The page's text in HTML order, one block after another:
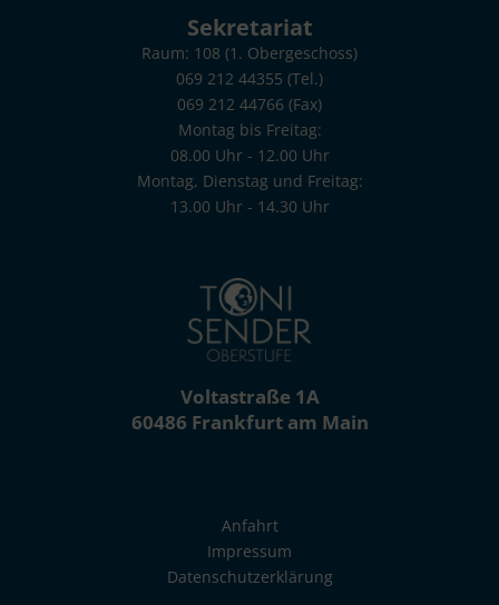
Sekretariat
Raum: 108 (1. Obergeschoss)
069 212 44355 (Tel.)
069 212 44766 (Fax)
Montag bis Freitag:
08.00 Uhr - 12.00 Uhr
Montag, Dienstag und Freitag:
13.00 Uhr - 14.30 Uhr
Voltastraße 1A
60486 Frankfurt am Main
Anfahrt
Impressum
Datenschutzerklärung